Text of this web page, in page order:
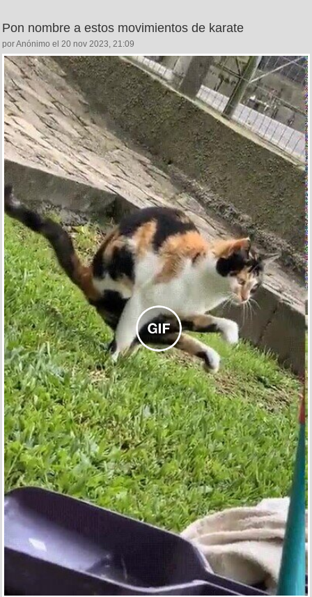
Pon nombre a estos movimientos de karate
por Anónimo el 20 nov 2023, 21:09